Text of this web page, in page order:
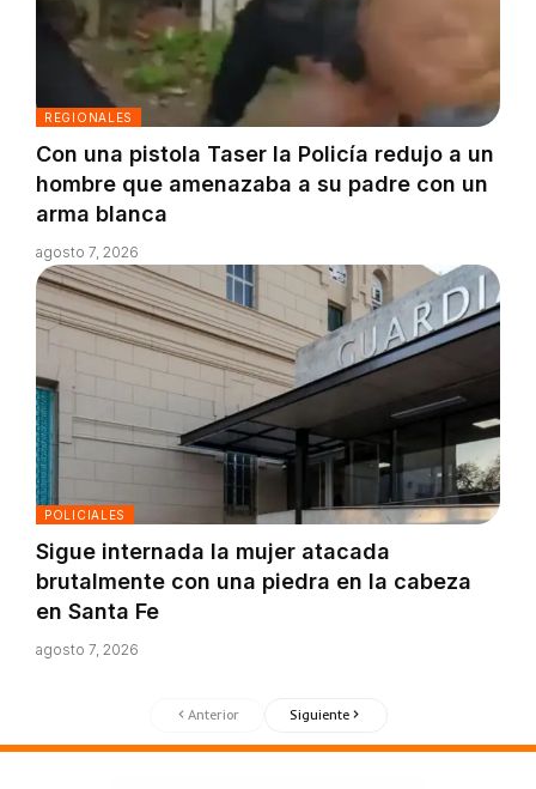
REGIONALES
Con una pistola Taser la Policía redujo a un
hombre que amenazaba a su padre con un
arma blanca
agosto 7, 2026
POLICIALES
Sigue internada la mujer atacada
brutalmente con una piedra en la cabeza
en Santa Fe
agosto 7, 2026
Anterior Siguiente